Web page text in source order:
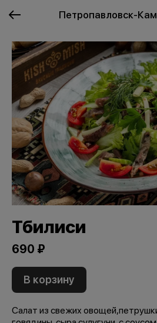
Петропавловск-
Тбилиси
690 ₽
В корзину
Салат из свежих